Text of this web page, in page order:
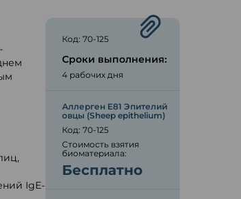
IgE-
Код: 70-125
Сроки выполнения:
4 рабочих дня
Аллерген E81 Эпителий
овцы (Sheep epithelium)
Код: 70-125
Стоимость взятия
биоматериала:
Бесплатно